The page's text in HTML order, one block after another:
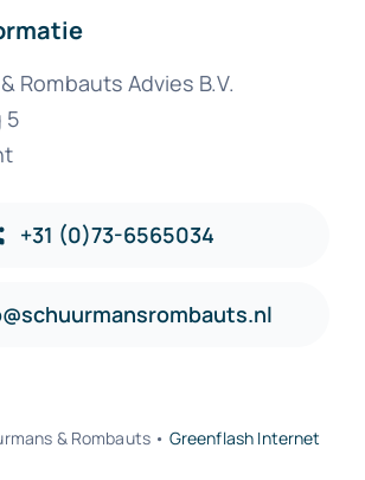
Rombauts Advies B.V.
5
+31 (0)73-6565034
& Rombauts • Greenflash Internet